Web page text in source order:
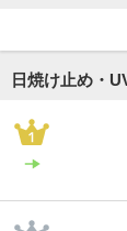
日焼け止め・